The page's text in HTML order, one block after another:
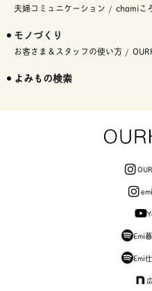
夫婦コミュニケーション
chamiこ
モノづくり
お客さま＆スタッフの使い方
よみもの検索
Emi
Emi